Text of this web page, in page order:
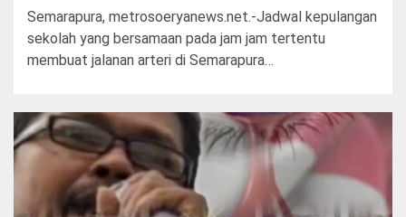
Semarapura, metrosoeryanews.net.-Jadwal kepulangan
sekolah yang bersamaan pada jam jam tertentu
membuat jalanan arteri di Semarapura…